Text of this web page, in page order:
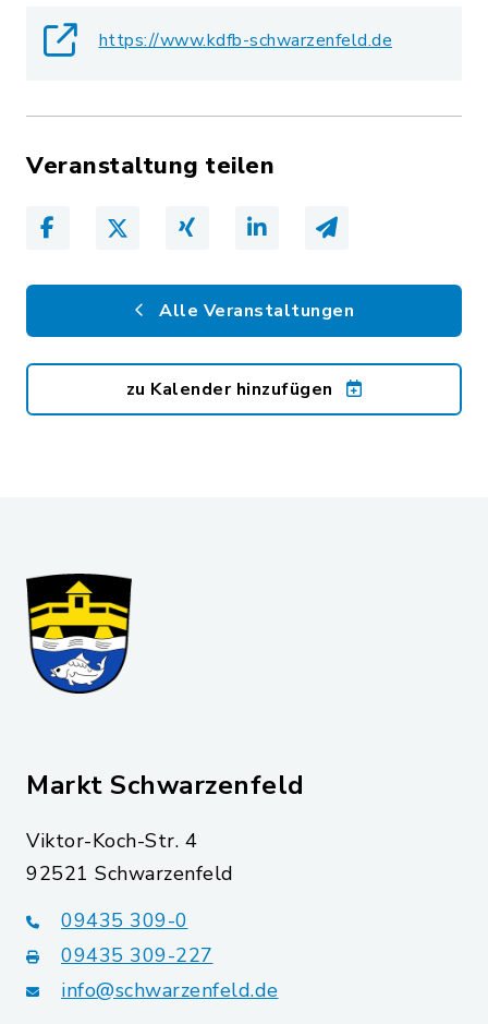
https://www.kdfb-schwarzenfeld.de
Veranstaltung teilen
Alle Veranstaltungen
zu Kalender hinzufügen
Markt Schwarzenfeld
Viktor-Koch-Str. 4
92521 Schwarzenfeld
09435 309-0
09435 309-227
info@schwarzenfeld.de